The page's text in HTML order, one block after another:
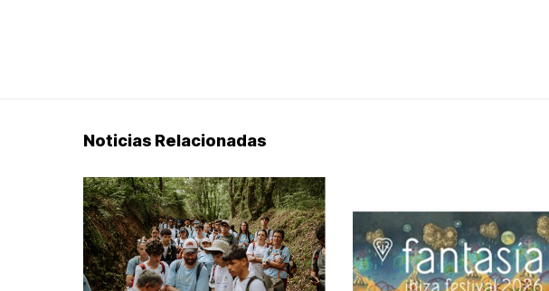
Noticias Relacionadas